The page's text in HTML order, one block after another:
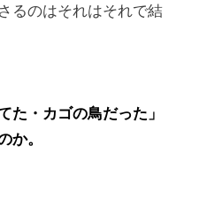
るのはそれはそれで結
た・カゴの鳥だった」
か。